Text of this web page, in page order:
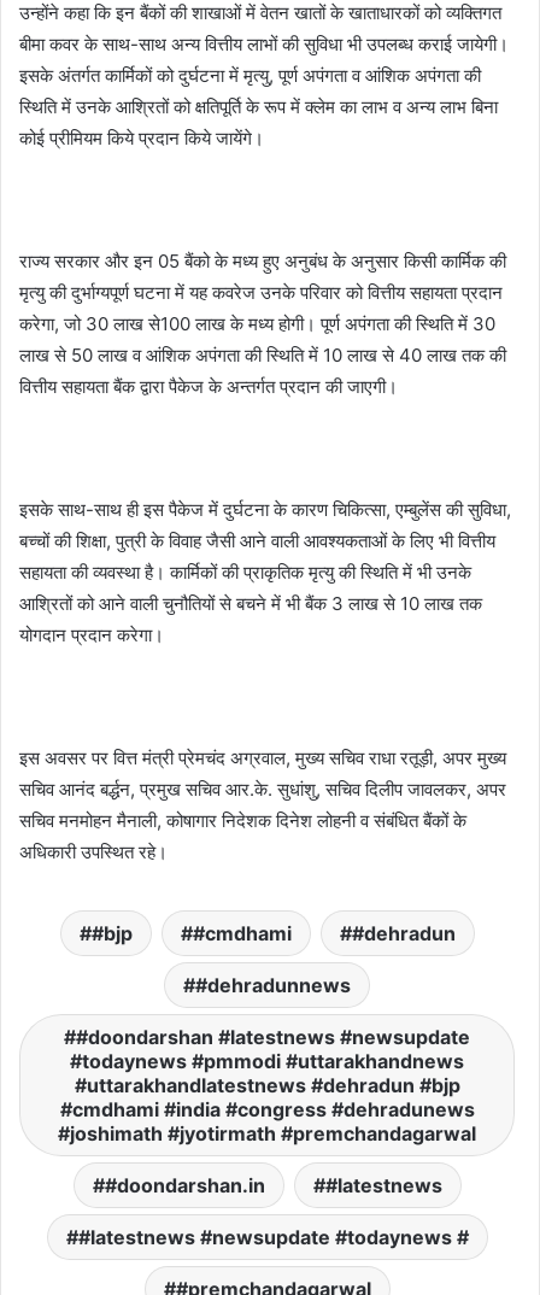
उन्होंने कहा कि इन बैंकों की शाखाओं में वेतन खातों के खाताधारकों को व्यक्तिगत
बीमा कवर के साथ-साथ अन्य वित्तीय लाभों की सुविधा भी उपलब्ध कराई जायेगी।
इसके अंतर्गत कार्मिकों को दुर्घटना में मृत्यु, पूर्ण अपंगता व आंशिक अपंगता की
स्थिति में उनके आश्रितों को क्षतिपूर्ति के रूप में क्लेम का लाभ व अन्य लाभ बिना
कोई प्रीमियम किये प्रदान किये जायेंगे।
राज्य सरकार और इन 05 बैंको के मध्य हुए अनुबंध के अनुसार किसी कार्मिक की
मृत्यु की दुर्भाग्यपूर्ण घटना में यह कवरेज उनके परिवार को वित्तीय सहायता प्रदान
करेगा, जो 30 लाख से100 लाख के मध्य होगी। पूर्ण अपंगता की स्थिति में 30
लाख से 50 लाख व आंशिक अपंगता की स्थिति में 10 लाख से 40 लाख तक की
वित्तीय सहायता बैंक द्वारा पैकेज के अन्तर्गत प्रदान की जाएगी।
इसके साथ-साथ ही इस पैकेज में दुर्घटना के कारण चिकित्सा, एम्बुलेंस की सुविधा,
बच्चों की शिक्षा, पुत्री के विवाह जैसी आने वाली आवश्यकताओं के लिए भी वित्तीय
सहायता की व्यवस्था है। कार्मिकों की प्राकृतिक मृत्यु की स्थिति में भी उनके
आश्रितों को आने वाली चुनौतियों से बचने में भी बैंक 3 लाख से 10 लाख तक
योगदान प्रदान करेगा।
इस अवसर पर वित्त मंत्री प्रेमचंद अग्रवाल, मुख्य सचिव राधा रतूड़ी, अपर मुख्य
सचिव आनंद बर्द्धन, प्रमुख सचिव आर.के. सुधांशु, सचिव दिलीप जावलकर, अपर
सचिव मनमोहन मैनाली, कोषागार निदेशक दिनेश लोहनी व संबंधित बैंकों के
अधिकारी उपस्थित रहे।
#bjp #cmdhami #dehradun
#dehradunnews
#doondarshan #latestnews #newsupdate
#todaynews #pmmodi #uttarakhandnews
#uttarakhandlatestnews #dehradun #bjp
#cmdhami #india #congress #dehradunews
#joshimath #jyotirmath #premchandagarwal
#doondarshan.in #latestnews
#latestnews #newsupdate #todaynews #
#premchandagarwal